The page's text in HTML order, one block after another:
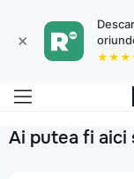
×
Ai putea fi aici